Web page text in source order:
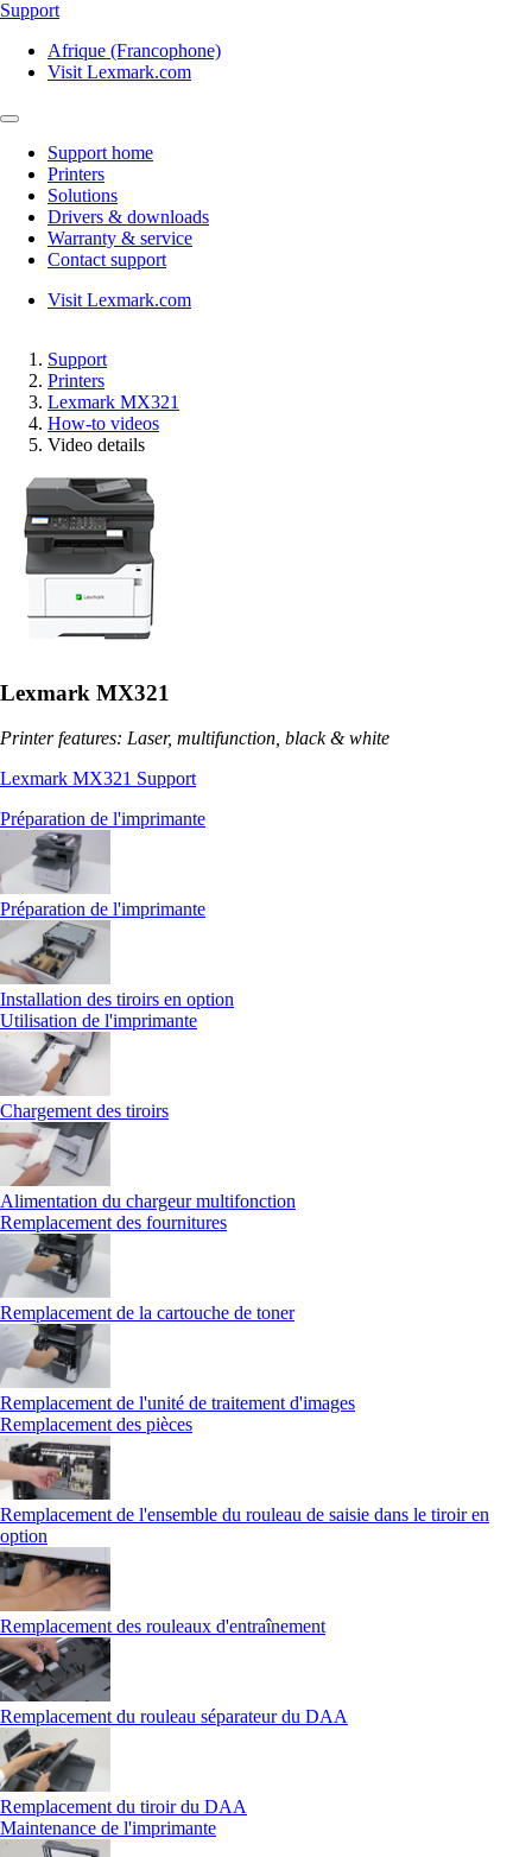
Support
Afrique (Francophone)
Visit Lexmark.com
Support home
Printers
Solutions
Drivers & downloads
Warranty & service
Contact support
Visit Lexmark.com
Support
Printers
Lexmark MX321
How-to videos
Video details
Lexmark MX321
Printer features: Laser, multifunction, black & white
Lexmark MX321 Support
Préparation de l'imprimante
Préparation de l'imprimante
Installation des tiroirs en option
Utilisation de l'imprimante
Chargement des tiroirs
Alimentation du chargeur multifonction
Remplacement des fournitures
Remplacement de la cartouche de toner
Remplacement de l'unité de traitement d'images
Remplacement des pièces
Remplacement de l'ensemble du rouleau de saisie dans le tiroir en
option
Remplacement des rouleaux d'entraînement
Remplacement du rouleau séparateur du DAA
Remplacement du tiroir du DAA
Maintenance de l'imprimante